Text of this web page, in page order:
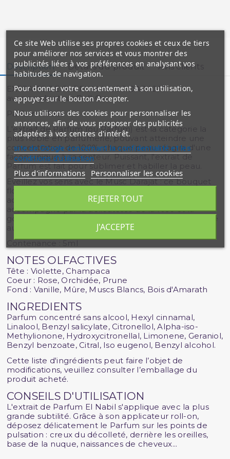
Description Détails du produit Avis clients
EXTRAITS DE PARFUM MUSC DARAJAT
avec applicateur Roll-On
Parfum : Mixte
L'extrait de Parfum (ou Parfum) est la catégorie la
plus noble en parfumerie, pouvant atteindre une
concentration de 100%, chaque peau réagira d'une
façon unique à sa senteur. Puissant, l'extrait de
Parfum est fait pour sublimer et habiller la peau.
Eveillez vos sens avec le Musc Darajat : ce bouquet
accord suave de violette et de champaca,
accompagné par la délicatesse de la rose et la
aux consonances orientales inédites.
NOTES OLFACTIVES
Tête : Violette, Champaca
Coeur : Rose, Orchidée, Prune
Fond : Vanille, Mûre, Muscs Blancs, Bois d'Amarath
INGREDIENTS
Parfum concentré sans alcool, Hexyl cinnamal,
Linalool, Benzyl salicylate, Citronellol, Alpha-iso-
Methylionone, Hydroxycitronellal, Limonene, Geraniol,
Benzyl benzoate, Citral, Iso eugenol, Benzyl alcohol.
Cette liste d'ingrédients peut faire l’objet de
modifications, veuillez consulter l’emballage du
produit acheté.
CONSEILS D'UTILISATION
L'extrait de Parfum El Nabil s'applique avec la plus
grande subtilité. Grâce à son applicateur roll-on,
déposez délicatement le Parfum sur les points de
pulsation : creux du décolleté, derrière les oreilles,
base de la nuque, naissances de cheveux...
Ce site Web utilise ses propres cookies et ceux de tiers
pour améliorer nos services et vous montrer des
publicités liées à vos préférences en analysant vos
habitudes de navigation.
Pour donner votre consentement à son utilisation,
appuyez sur le bouton Accepter.
Nous utilisons des cookies pour personnaliser les
annonces, afin de vous proposer des publicités
adaptées à vos centres d'intérêt.
site de Google concernant la confidentialité et les
conditions d'utilisation
Plus d'informations Personnaliser les cookies
REJETER TOUT
J'ACCEPTE